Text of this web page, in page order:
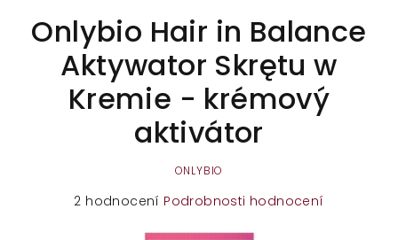
Onlybio Hair in Balance
Aktywator Skrętu w
Kremie - krémový
aktivátor
ONLYBIO
Průměrné
2 hodnocení Podrobnosti hodnocení